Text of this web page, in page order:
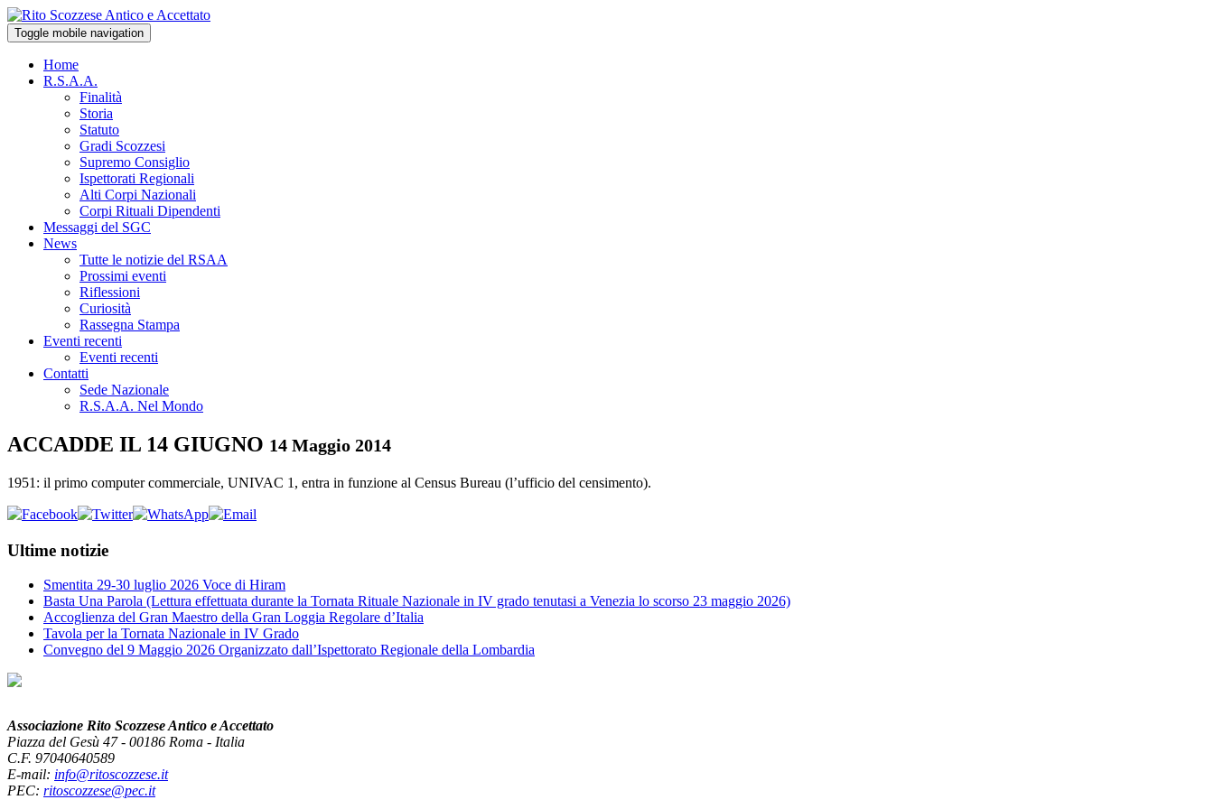
Toggle mobile navigation
Home
R.S.A.A.
Finalità
Storia
Statuto
Gradi Scozzesi
Supremo Consiglio
Ispettorati Regionali
Alti Corpi Nazionali
Corpi Rituali Dipendenti
Messaggi del SGC
News
Tutte le notizie del RSAA
Prossimi eventi
Riflessioni
Curiosità
Rassegna Stampa
Eventi recenti
Eventi recenti
Contatti
Sede Nazionale
R.S.A.A. Nel Mondo
ACCADDE IL 14 GIUGNO 14 Maggio 2014
1951: il primo computer commerciale, UNIVAC 1, entra in funzione al Census Bureau (l’ufficio del censimento).
Ultime notizie
Smentita 29-30 luglio 2026 Voce di Hiram
Basta Una Parola (Lettura effettuata durante la Tornata Rituale Nazionale in IV grado tenutasi a Venezia lo scorso 23 maggio 2026)
Accoglienza del Gran Maestro della Gran Loggia Regolare d’Italia
Tavola per la Tornata Nazionale in IV Grado
Convegno del 9 Maggio 2026 Organizzato dall’Ispettorato Regionale della Lombardia
Associazione Rito Scozzese Antico e Accettato
Piazza del Gesù 47 - 00186 Roma - Italia
C.F. 97040640589
E-mail: info@ritoscozzese.it
PEC: ritoscozzese@pec.it